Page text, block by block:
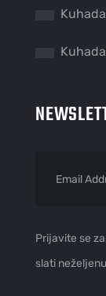
Prijavite se
slati